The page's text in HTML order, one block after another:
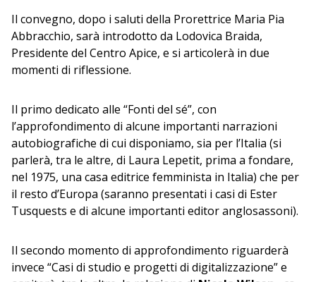
Il convegno, dopo i saluti della Prorettrice Maria Pia
Abbracchio, sarà introdotto da Lodovica Braida,
Presidente del Centro Apice, e si articolerà in due
momenti di riflessione.
Il primo dedicato alle “Fonti del sé”, con
l’approfondimento di alcune importanti narrazioni
autobiografiche di cui disponiamo, sia per l’Italia (si
parlerà, tra le altre, di Laura Lepetit, prima a fondare,
nel 1975, una casa editrice femminista in Italia) che per
il resto d’Europa (saranno presentati i casi di Ester
Tusquests e di alcune importanti editor anglosassoni).
Il secondo momento di approfondimento riguarderà
invece “Casi di studio e progetti di digitalizzazione” e